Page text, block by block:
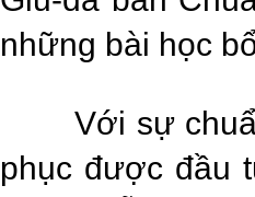
những bài học
Với sự
phục được đầu